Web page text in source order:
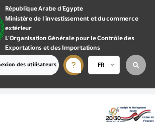
République Arabe d'Egypte
Ministère de l'investissement et du commerce
extérieur
L'Organisation Générale pour le Contrôle des
Exportations et des Importations
des utilisateurs FR